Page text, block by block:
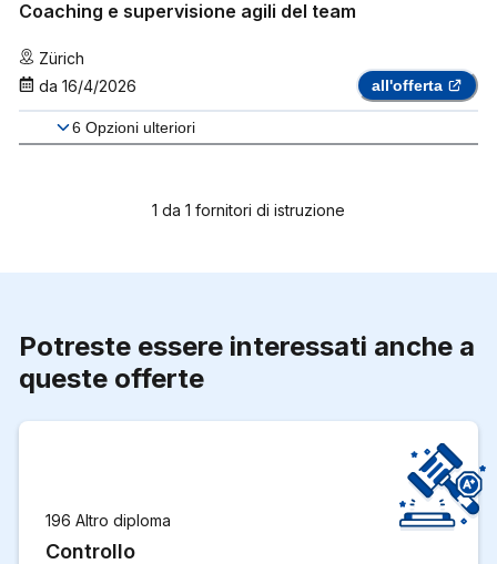
Coaching e supervisione agili del team
Zürich
da 16/4/2026 all'offerta
6 Opzioni ulteriori
1 da 1 fornitori di istruzione
Potreste essere interessati anche a
queste offerte
196 Altro diploma
Controllo